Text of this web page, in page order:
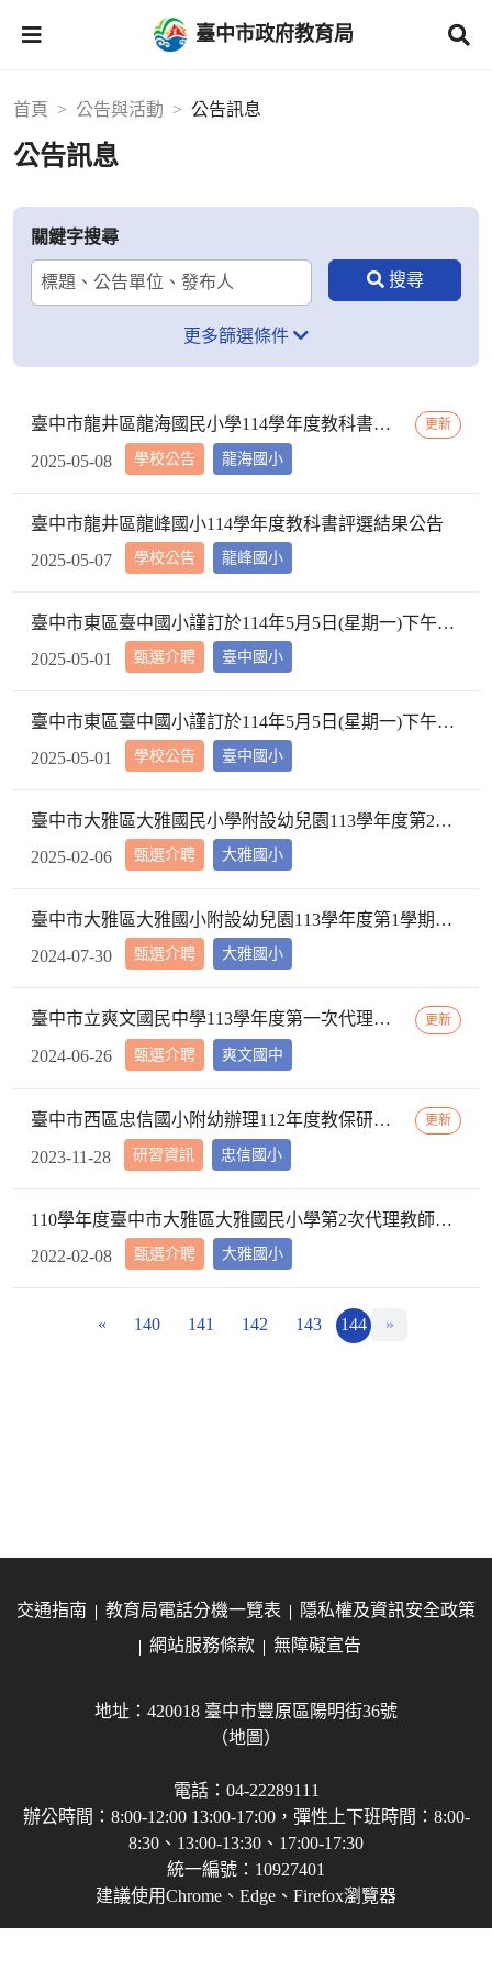
臺中市政府教育局
首頁 公告與活動 公告訊息
公告訊息
關鍵字搜尋
更多篩選條件
學校公告
臺中市龍井區龍海國民小學114學年度教科書評選結果 更新
龍海國小
2025-05-08
學校公告
臺中市龍井區龍峰國小114學年度教科書評選結果公告
龍峰國小
2025-05-07
甄選介聘
臺中市東區臺中國小謹訂於114年5月5日(星期一)下午2時10分於本校校長室，召開教評會審查114學年度市內介聘調入本校教師資格
臺中國小
2025-05-01
學校公告
臺中市東區臺中國小謹訂於114年5月5日(星期一)下午2時10分於本校校長室，召開教評會審查114學年度市內介聘調入本校教師資格
臺中國小
2025-05-01
甄選介聘
臺中市大雅區大雅國民小學附設幼兒園113學年度第2學期【特教學生助理員】第1次甄選簡章公告
大雅國小
2025-02-06
甄選介聘
臺中市大雅區大雅國小附設幼兒園113學年度第1學期【代理教師】招考甄選錄取公告，已足額錄取，不續辦甄選作業。
大雅國小
2024-07-30
甄選介聘
臺中市立爽文國民中學113學年度第一次代理教師甄選簡章(一次公告分次招考) 更新
爽文國中
2024-06-26
研習資訊
臺中市西區忠信國小附幼辦理112年度教保研習─ 「嬰幼用藥安全~就是「藥」你好好的」，請鼓勵貴校(園)教保服務人員踴躍參加 更新
忠信國小
2023-11-28
甄選介聘
110學年度臺中市大雅區大雅國民小學第2次代理教師甄選第2次招考結果公告
大雅國小
2022-02-08
« 140 141 142 143 144 »
交通指南 教育局電話分機一覽表
隱私權及資訊安全政策
網站服務條款
無障礙宣告
地址：420018 臺中市豐原區陽明街36號
（地圖）
電話：04-22289111
辦公時間：8:00-12:00 13:00-17:00，彈性上下班時間：8:00-
8:30、13:00-13:30、17:00-17:30
統一編號：10927401
建議使用Chrome、Edge、Firefox瀏覽器